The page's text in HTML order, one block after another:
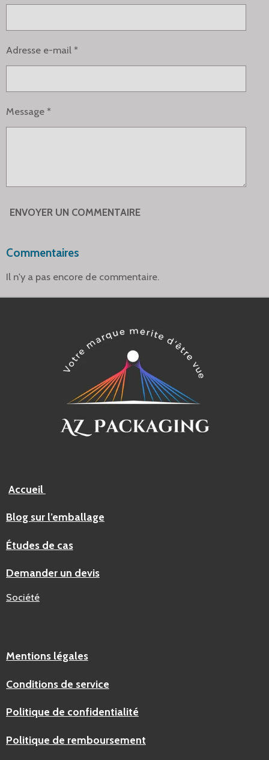
R
R
R
R
Adresse e-mail *
Message *
ENVOYER UN COMMENTAIRE
Commentaires
Il n'y a pas encore de commentaire.
Accueil
Blog sur l’emballage
Études de cas
Demander un devis
Société
Mentions légales
Conditions de service
Politique de confidentialité
Politique de remboursement